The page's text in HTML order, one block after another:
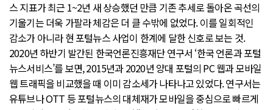
스 지표가 최근 1~2년 새 상승했던 만큼 기존 추세로 돌아온 곡선의
기울기는 더욱 가팔라 체감은 더 클 수밖에 없었다. 이를 일회적인
감소가 아니라 현 포털뉴스 사업이 한계에 달한 신호로 보는 것.
2020년 하반기 발간된 한국언론진흥재단 연구서 ‘한국 언론과 포털
뉴스서비스’를 보면, 2015년과 2020년 양대 포털의 PC 웹과 모바일
웹 트래픽을 비교했을 때 이미 감소세가 나타나고 있었다. 연구서는
유튜브나 OTT 등 포털뉴스의 대체재가 모바일을 중심으로 빠르게